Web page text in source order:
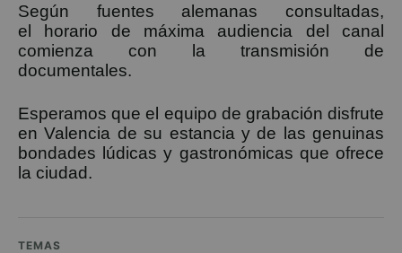
Según fuentes alemanas consultadas,
el horario de máxima audiencia del canal
comienza con la transmisión de
documentales.
Esperamos que el equipo de grabación disfrute
en Valencia de su estancia y de las genuinas
bondades lúdicas y gastronómicas que ofrece
la ciudad.
TEMAS